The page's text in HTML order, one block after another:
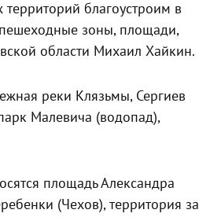
благоустроим в
зоны, площади,
области Михаил Хайкин.
реки Клязьмы, Сергиев
Малевича (водопад),
площадь Александра
(Чехов), территория за